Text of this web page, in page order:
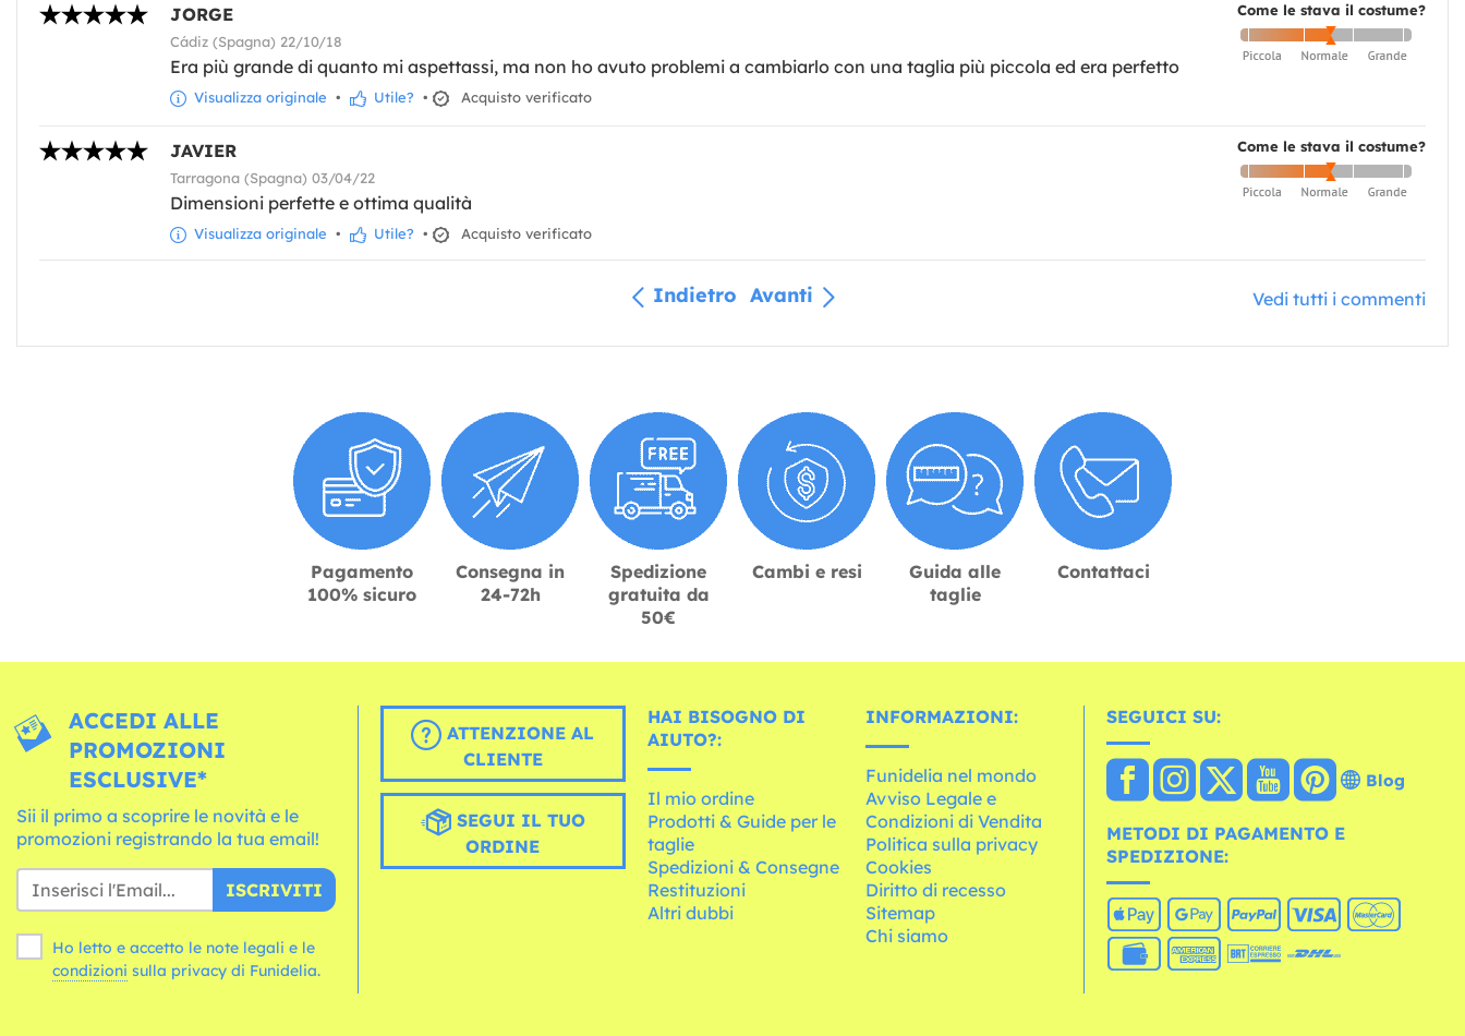
Come le stava il costume?
JORGE
Cádiz (Spagna) 22/10/18
Era più grande di quanto mi aspettassi, ma non ho avuto problemi a cambiarlo con una taglia più piccola ed era perfetto
Visualizza originale • Utile? • Acquisto verificato
Come le stava il costume?
JAVIER
Tarragona (Spagna) 03/04/22
Dimensioni perfette e ottima qualità
Visualizza originale • Utile? • Acquisto verificato
Indietro Avanti Vedi tutti i commenti
Pagamento
100% sicuro
Consegna in
24-72h
Spedizione
gratuita da
50€
Cambi e resi
Guida alle
taglie
Contattaci
ACCEDI ALLE
PROMOZIONI
ESCLUSIVE*
Sii il primo a scoprire le novità e le
promozioni registrando la tua email!
ISCRIVITI
Ho letto e accetto le note legali e le
condizioni sulla privacy di Funidelia.
ATTENZIONE AL
CLIENTE
SEGUI IL TUO
ORDINE
HAI BISOGNO DI
AIUTO?:
Il mio ordine
Prodotti & Guide per le
taglie
Spedizioni & Consegne
Restituzioni
Altri dubbi
INFORMAZIONI:
Funidelia nel mondo
Avviso Legale e
Condizioni di Vendita
Politica sulla privacy
Cookies
Diritto di recesso
Sitemap
Chi siamo
SEGUICI SU:
Blog
METODI DI PAGAMENTO E
SPEDIZIONE: